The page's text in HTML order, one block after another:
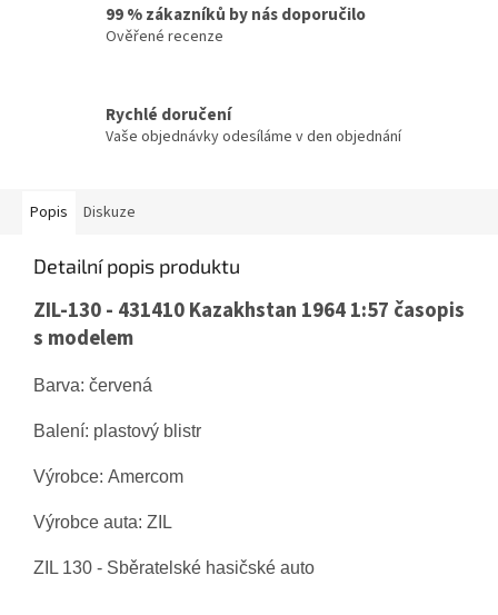
99 % zákazníků by nás doporučilo
Ověřené recenze
Rychlé doručení
Vaše objednávky odesíláme v den objednání
Popis Diskuze
Detailní popis produktu
ZIL-130 - 431410 Kazakhstan 1964 1:57 časopis
s modelem
Barva: červená
Balení: plastový blistr
Výrobce: Amercom
Výrobce auta: ZIL
ZIL 130 - Sběratelské hasičské auto